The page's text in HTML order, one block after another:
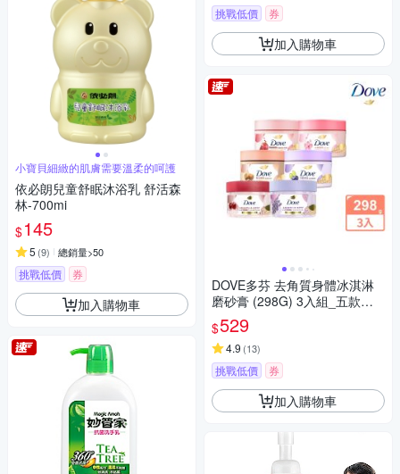
小寶貝細緻的肌膚需要溫柔的呵護
依必朗兒童舒眠沐浴乳 舒活森
林-700mi
$145
5 (9) 總銷量>50
挑戰低價 券
加入購物車
挑戰低價 券
加入購物車
DOVE多芬 去角質身體冰淇淋
磨砂膏 (298G) 3入組_五款任
選
$529
4.9 (13)
挑戰低價 券
加入購物車